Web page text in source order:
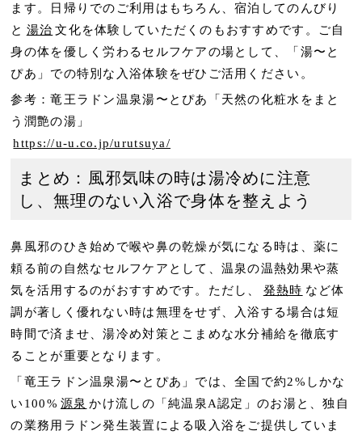
ます。日帰りでのご利用はもちろん、宿泊してのんびり
と 湯治 文化を体験していただくのもおすすめです。ご自
身の体を優しく労わるセルフケアの場として、「湯〜と
ぴあ」での特別な入浴体験をぜひご活用ください。
参考：竜王ラドン温泉湯〜とぴあ「天然の化粧水をまと
う潤艶の湯」
https://u-u.co.jp/urutsuya/
まとめ：風邪気味の時は湯冷めに注意
し、無理のない入浴で身体を整えよう
鼻風邪のひき始めで喉や鼻の乾燥が気になる時は、薬に
頼る前の自然なセルフケアとして、温泉の温熱効果や蒸
気を活用するのがおすすめです。ただし、
発熱時 など体
調が著しく優れない時は無理をせず、入浴する場合は短
時間で済ませ、湯冷め対策とこまめな水分補給を徹底す
ることが重要となります。
「竜王ラドン温泉湯〜とぴあ」では、全国で約2%しかな
い100% 源泉 かけ流しの「純温泉A認定」のお湯と、独自
の業務用ラドン発生装置による吸入浴をご提供していま